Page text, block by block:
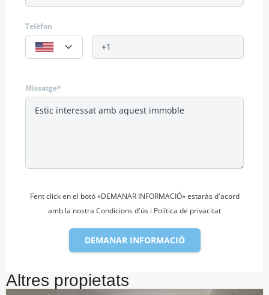
Telèfon
Missatge*
Fent click en el botó «DEMANAR INFORMACIÓ» estaràs d'acord
amb la nostra Condicions d'ús i Política de privacitat
DEMANAR INFORMACIÓ
Altres propietats